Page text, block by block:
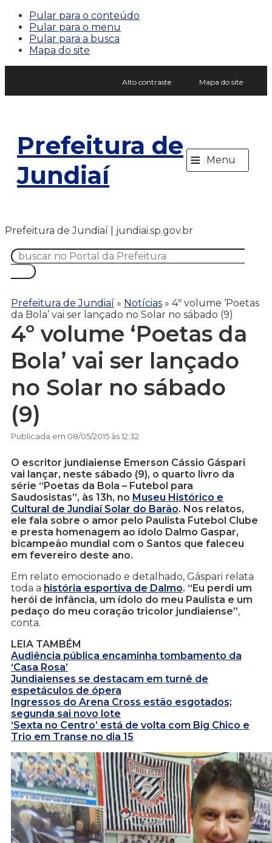
Pular para o conteúdo
Pular para o menu
Pular para a busca
Mapa do site
Alto contraste Mapa do site
Prefeitura de
Jundiaí
≡ Menu
Prefeitura de Jundiaí | jundiai.sp.gov.br
Prefeitura de Jundiaí » Notícias » 4º volume ‘Poetas
da Bola’ vai ser lançado no Solar no sábado (9)
4º volume ‘Poetas da
Bola’ vai ser lançado
no Solar no sábado
(9)
Publicada em 08/05/2015 às 12:32
O escritor jundiaiense Emerson Cássio Gáspari
vai lançar, neste sábado (9), o quarto livro da
série “Poetas da Bola – Futebol para
Saudosistas”, às 13h, no Museu Histórico e
Cultural de Jundiaí Solar do Barão. Nos relatos,
ele fala sobre o amor pelo Paulista Futebol Clube
e presta homenagem ao ídolo Dalmo Gaspar,
bicampeão mundial com o Santos que faleceu
em fevereiro deste ano.
Em relato emocionado e detalhado, Gáspari relata
toda a história esportiva de Dalmo. “Eu perdi um
herói de infância, um ídolo do meu Paulista e um
pedaço do meu coração tricolor jundiaiense”,
conta.
LEIA TAMBÉM
Audiência pública encaminha tombamento da
‘Casa Rosa’
Jundiaienses se destacam em turnê de
espetáculos de ópera
Ingressos do Arena Cross estão esgotados;
segunda sai novo lote
‘Sexta no Centro’ está de volta com Big Chico e
Trio em Transe no dia 15